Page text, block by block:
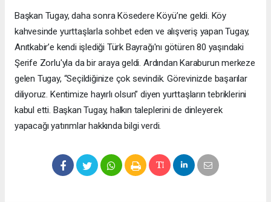
Başkan Tugay, daha sonra Kösedere Köyü’ne geldi. Köy
kahvesinde yurttaşlarla sohbet eden ve alışveriş yapan Tugay,
Anıtkabir’e kendi işlediği Türk Bayrağı'nı götüren 80 yaşındaki
Şerife Zorlu'yla da bir araya geldi. Ardından Karaburun merkeze
gelen Tugay, “Seçildiğinize çok sevindik. Görevinizde başarılar
diliyoruz. Kentimize hayırlı olsun” diyen yurttaşların tebriklerini
kabul etti. Başkan Tugay, halkın taleplerini de dinleyerek
yapacağı yatırımlar hakkında bilgi verdi.